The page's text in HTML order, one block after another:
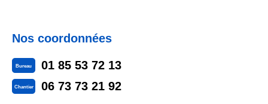
Nos coordonnées
Bureau 01 85 53 72 13
Chantier 06 73 73 21 92